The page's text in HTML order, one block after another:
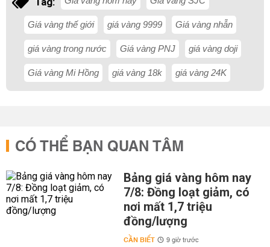
Giá vàng thế giới giá vàng 9999 Giá vàng nhẫn
giá vàng trong nước Giá vàng PNJ giá vàng doji
Giá vàng Mi Hồng giá vàng 18k giá vàng 24K
CÓ THỂ BẠN QUAN TÂM
Bảng giá vàng hôm nay
7/8: Đồng loạt giảm, có
nơi mất 1,7 triệu
đồng/lượng
CẦN BIẾT 9 giờ trước